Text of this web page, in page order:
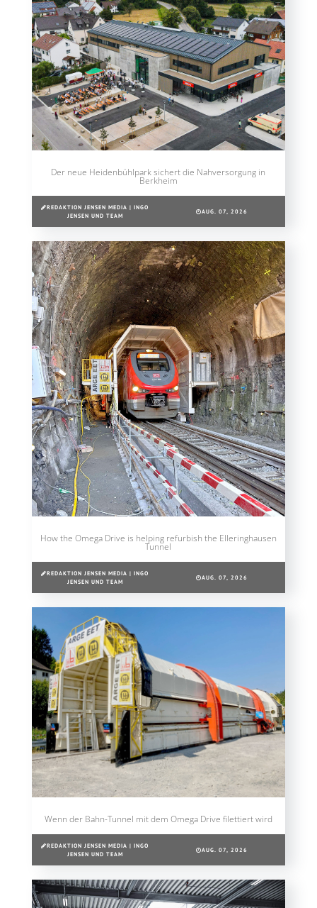
Der neue Heidenbühlpark sichert die Nahversorgung in
Berkheim
REDAKTION JENSEN MEDIA | INGO
JENSEN UND TEAM
AUG. 07, 2026
How the Omega Drive is helping refurbish the Elleringhausen
Tunnel
REDAKTION JENSEN MEDIA | INGO
JENSEN UND TEAM
AUG. 07, 2026
Wenn der Bahn-Tunnel mit dem Omega Drive filettiert wird
REDAKTION JENSEN MEDIA | INGO
JENSEN UND TEAM
AUG. 07, 2026